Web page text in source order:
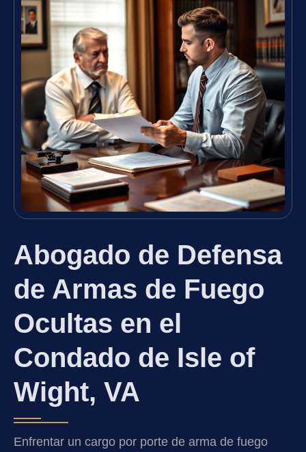
Abogado de Defensa
de Armas de Fuego
Ocultas en el
Condado de Isle of
Wight, VA
Enfrentar un cargo por porte de arma de fuego